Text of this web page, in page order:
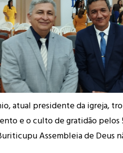
atual presidente da igreja,
e o culto de gratidão pelos
Assembleia de Deus